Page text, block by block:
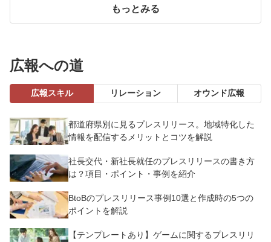
もっとみる
広報への道
広報スキル リレーション オウンド広報
都道府県別に見るプレスリリース。地域特化した
情報を配信するメリットとコツを解説
社長交代・新社長就任のプレスリリースの書き方
は？項目・ポイント・事例を紹介
BtoBのプレスリリース事例10選と作成時の5つの
ポイントを解説
【テンプレートあり】ゲームに関するプレスリリ